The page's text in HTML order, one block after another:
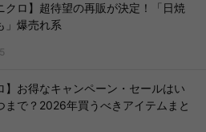
クロ】超待望の再販が決定！「日焼
」爆売れ系
】お得なキャンペーン・セールはい
まで？2026年買うべきアイテムまと